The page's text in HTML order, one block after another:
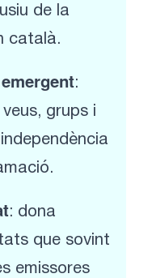
de la
català.
:
grups i
: dona
que sovint
emissores